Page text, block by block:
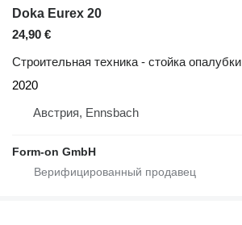
Doka Eurex 20
24,90 €
Строительная техника - стойка опалубки
2020
Австрия, Ennsbach
Form-on GmbH